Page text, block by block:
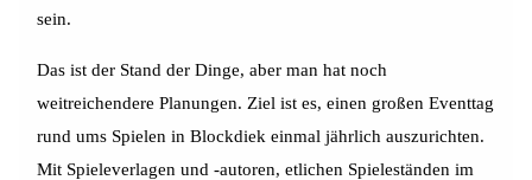
sein.
Das ist der Stand der Dinge, aber man hat noch
weitreichendere Planungen. Ziel ist es, einen großen Eventtag
rund ums Spielen in Blockdiek einmal jährlich auszurichten.
Mit Spieleverlagen und -autoren, etlichen Spieleständen im